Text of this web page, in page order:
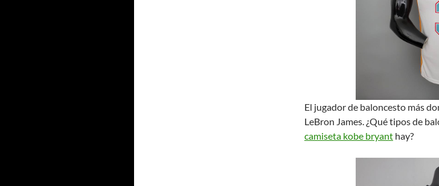
El jugador de baloncesto más
LeBron James. ¿Qué tipos de
camiseta kobe bryant hay?